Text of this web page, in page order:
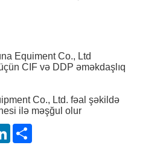
Equiment Co., Ltd
CIF və DDP əməkdaşlıq
Co., Ltd. fəal şəkildə
ilə məşğul olur
LinkedIn